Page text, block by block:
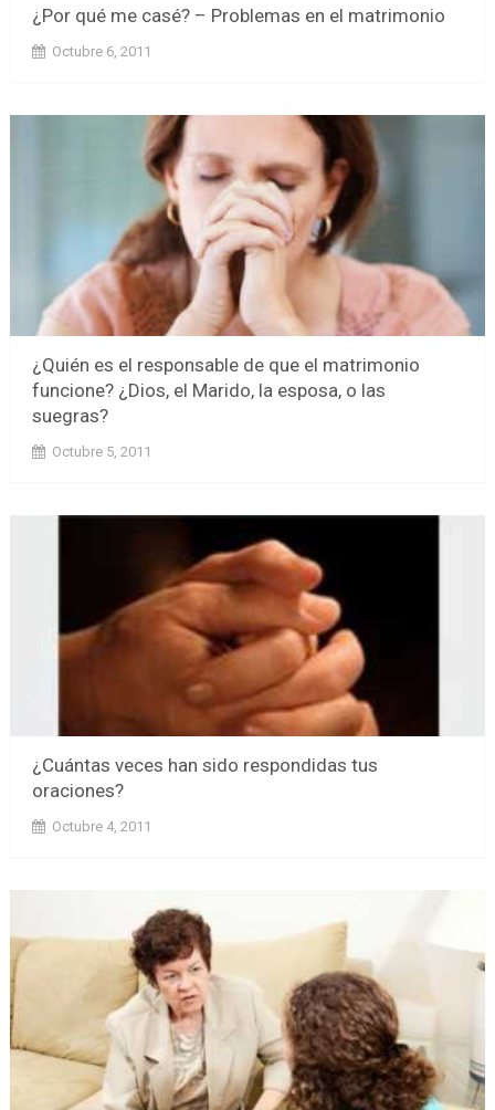
¿Por qué me casé? – Problemas en el matrimonio
Octubre 6, 2011
¿Quién es el responsable de que el matrimonio
funcione? ¿Dios, el Marido, la esposa, o las
suegras?
Octubre 5, 2011
¿Cuántas veces han sido respondidas tus
oraciones?
Octubre 4, 2011